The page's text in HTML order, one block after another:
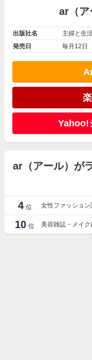
ar（ア
出版社名
主婦と生
発売日
毎月12日
Yahoo!
ar（アール）が
4 位 女性ファッショ
10 位
美容雑誌・メイ